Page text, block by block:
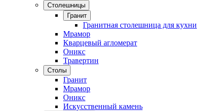
Столешницы
Гранит
Гранитная столешница для кухни
Мрамор
Кварцевый агломерат
Оникс
Травертин
Столы
Гранит
Мрамор
Оникс
Искусственный камень